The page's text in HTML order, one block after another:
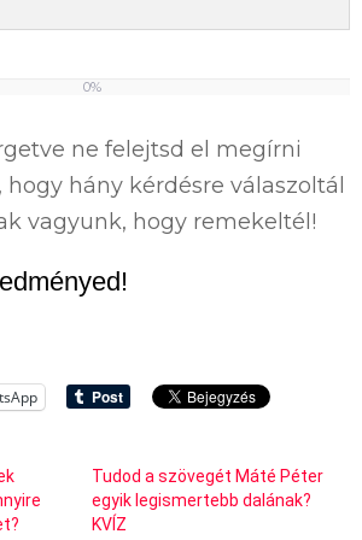
0%
ne felejtsd el megírni
hogy hány kérdésre válaszoltál
vagyunk, hogy remekeltél!
Tudod a szövegét Máté Péter
egyik legismertebb dalának?
KVÍZ